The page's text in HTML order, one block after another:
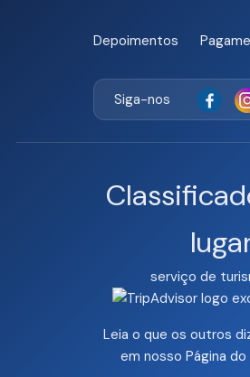
Depoimentos
Siga-nos
serviço de
Leia o que os outros
em nosso Página